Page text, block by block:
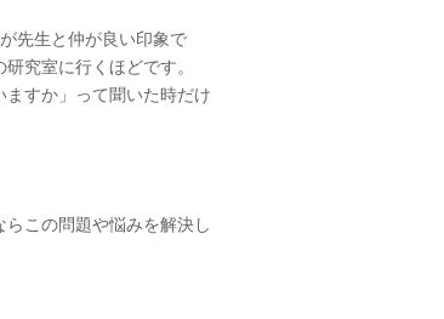
先生と仲が良い印象で
究室に行くほどです。
すか」って聞いた時だけ
この問題や悩みを解決し